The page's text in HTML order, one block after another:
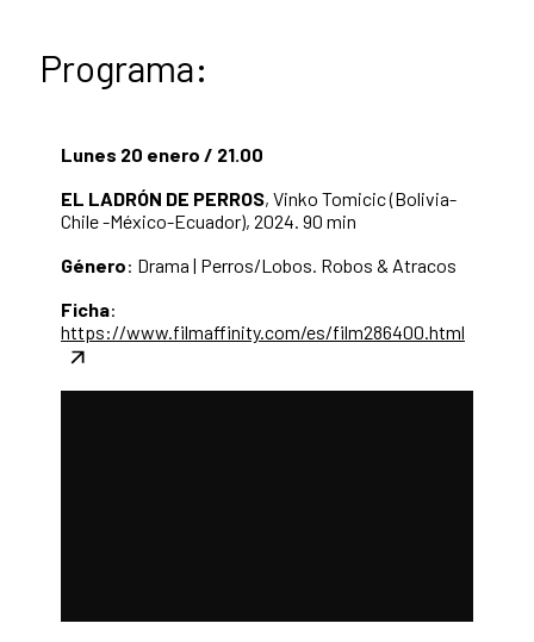
Programa:
Lunes 20 enero / 21.00
EL LADRÓN DE PERROS, Vinko Tomicic (Bolivia-
Chile -México-Ecuador), 2024. 90 min
Género: Drama | Perros/Lobos. Robos & Atracos
Ficha:
https://www.filmaffinity.com/es/film286400.html